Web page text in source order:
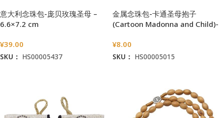
意大利念珠包-庞贝玫瑰圣母 –
6.6×7.2 cm
¥39.00
SKU： HS00005437
金属念珠包-卡通圣母抱子
(Cartoon Madonna and Child)-
¥8.00
SKU： HS00005015